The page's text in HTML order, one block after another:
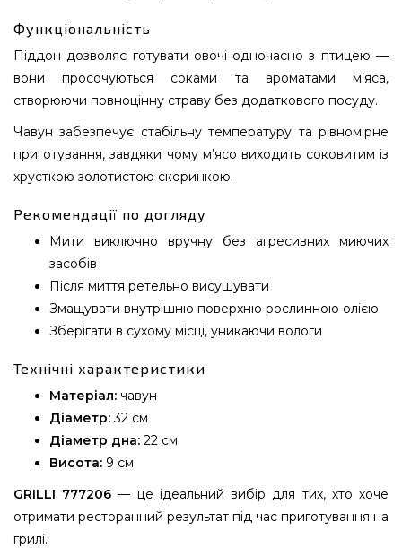
Функціональність
Піддон дозволяє готувати овочі одночасно з птицею —
вони просочуються соками та ароматами м’яса,
створюючи повноцінну страву без додаткового посуду.
Чавун забезпечує стабільну температуру та рівномірне
приготування, завдяки чому м’ясо виходить соковитим із
хрусткою золотистою скоринкою.
Рекомендації по догляду
Мити виключно вручну без агресивних миючих
засобів
Після миття ретельно висушувати
Змащувати внутрішню поверхню рослинною олією
Зберігати в сухому місці, уникаючи вологи
Технічні характеристики
Матеріал: чавун
Діаметр:32 см
Діаметр дна: 22 см
Висота: 9 см
GRILLI 777206 — це ідеальний вибір для тих, хто хоче
отримати ресторанний результат під час приготування на
грилі.